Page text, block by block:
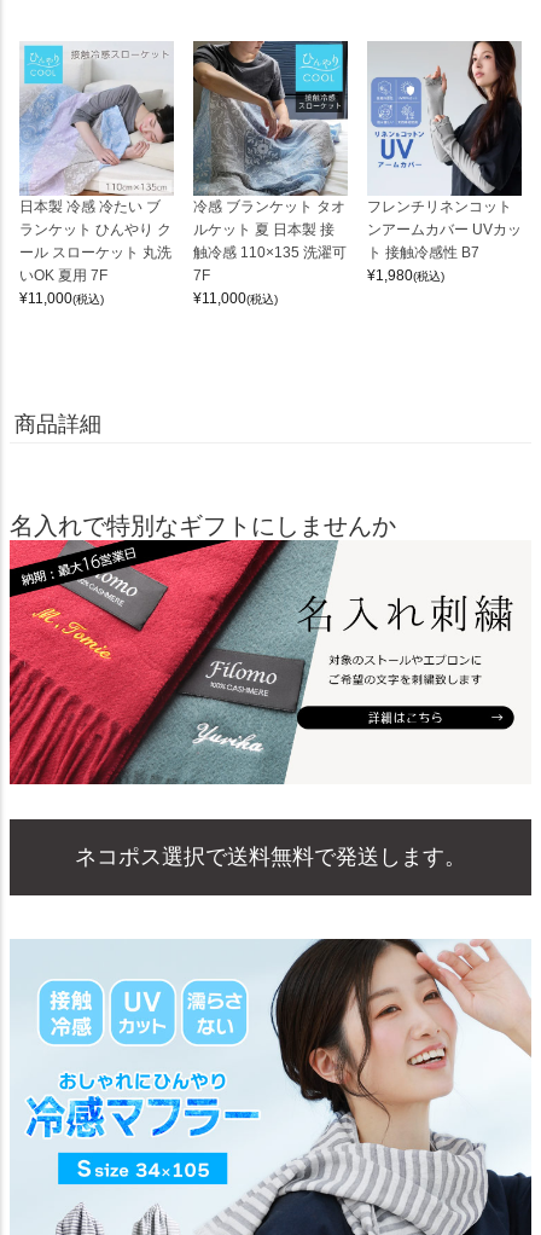
日本製 冷感 冷たい ブ
ランケット ひんやり ク
ール スローケット 丸洗
いOK 夏用 7F
¥11,000(税込)
冷感 ブランケット タオ
ルケット 夏 日本製 接
触冷感 110×135 洗濯可
7F
¥11,000(税込)
フレンチリネンコット
ンアームカバー UVカッ
ト 接触冷感性 B7
¥1,980(税込)
商品詳細
名入れで特別なギフトにしませんか
ネコポス選択で送料無料で発送します。